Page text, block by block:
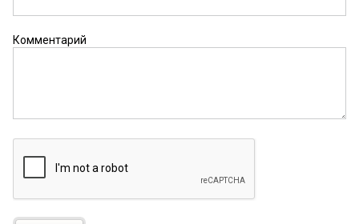
Комментарий